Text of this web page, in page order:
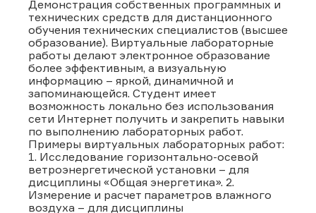
Демонстрация собственных программных и
технических средств для дистанционного
обучения технических специалистов (высшее
образование). Виртуальные лабораторные
работы делают электронное образование
более эффективным, а визуальную
информацию – яркой, динамичной и
запоминающейся. Студент имеет
возможность локально без использования
сети Интернет получить и закрепить навыки
по выполнению лабораторных работ.
Примеры виртуальных лабораторных работ:
1. Исследование горизонтально-осевой
ветроэнергетической установки – для
дисциплины «Общая энергетика». 2.
Измерение и расчет параметров влажного
воздуха – для дисциплины